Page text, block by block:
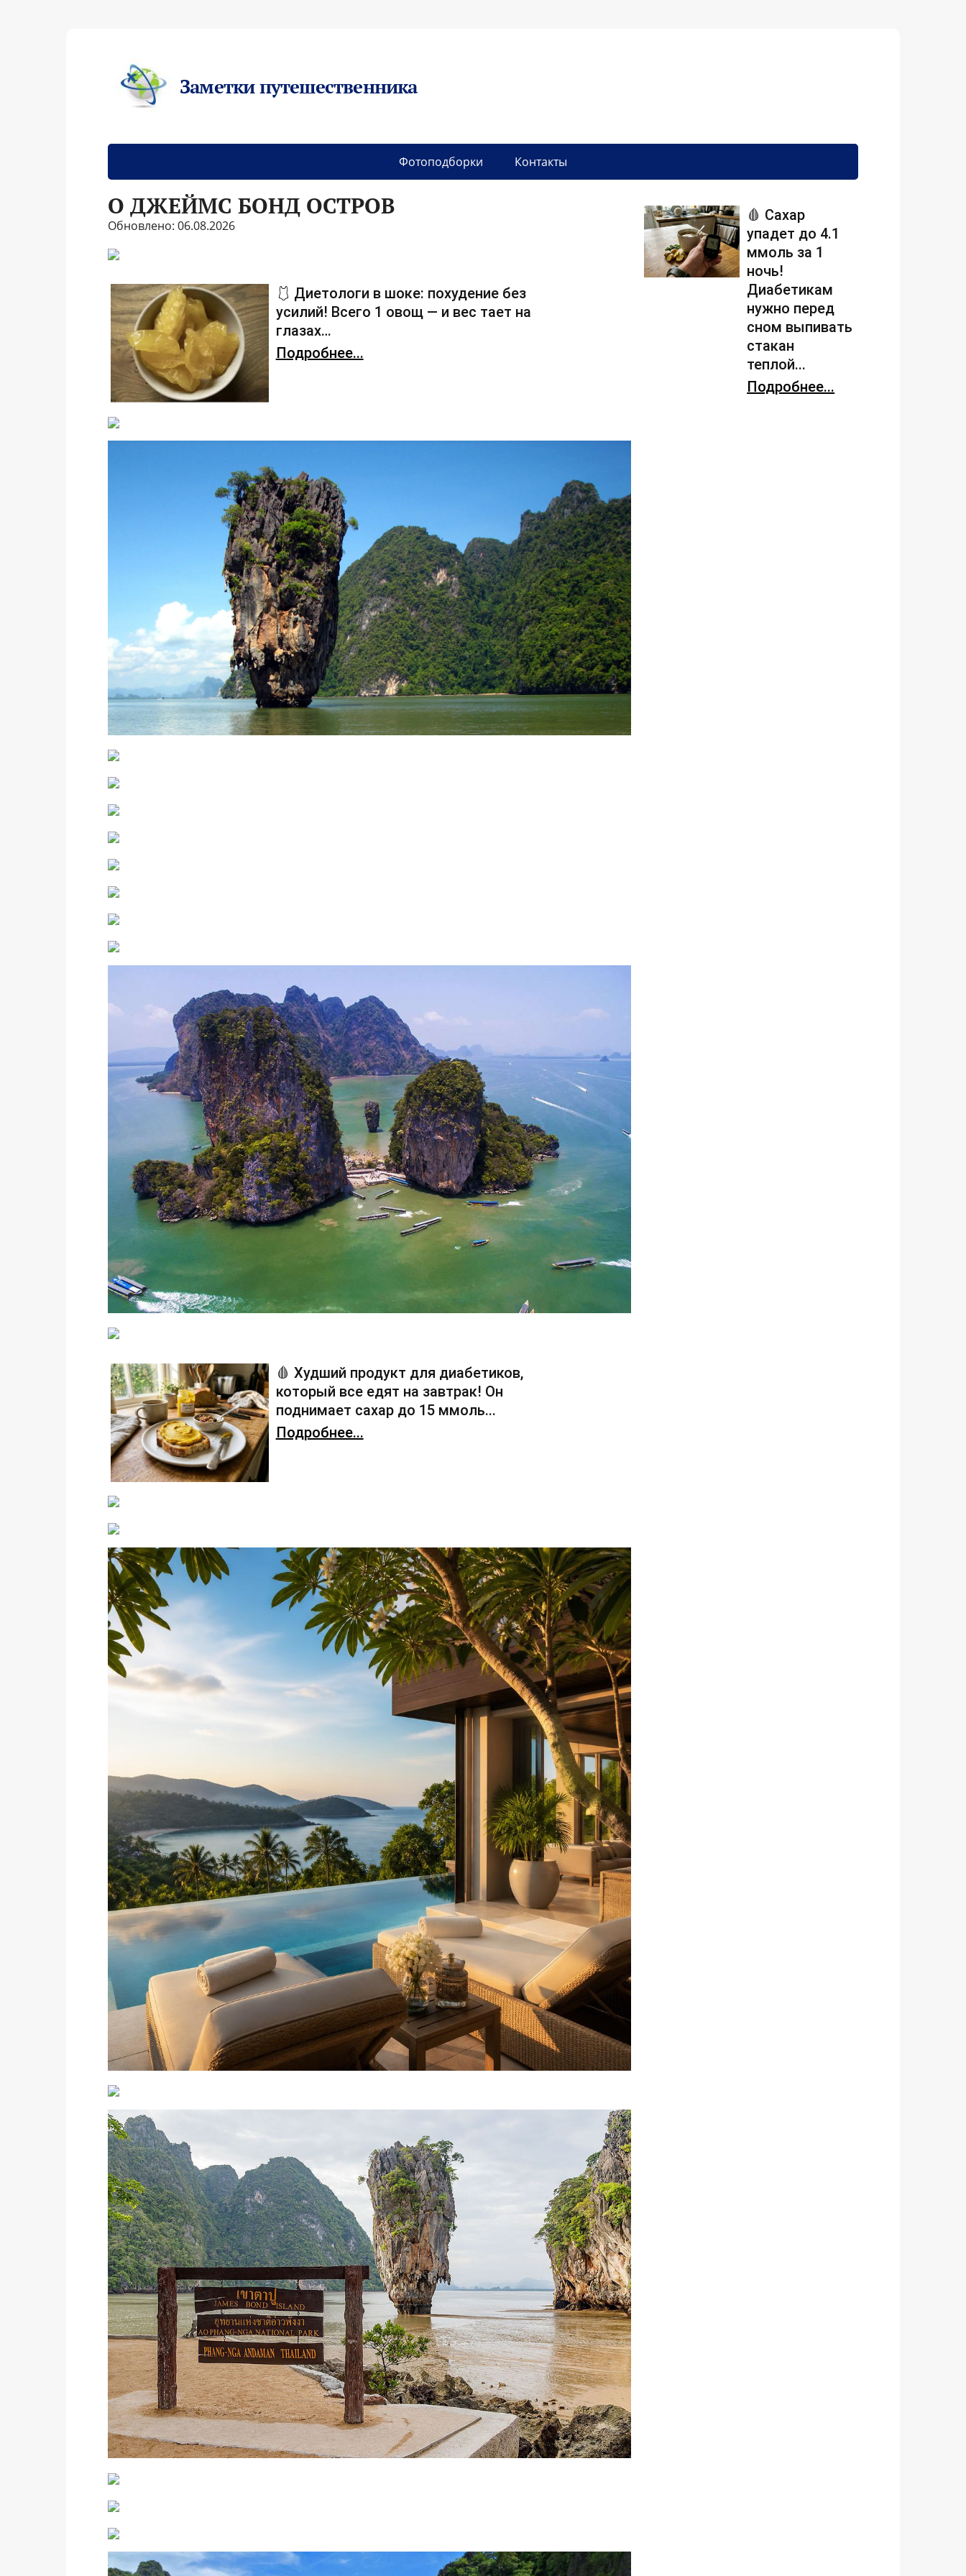
Заметки путешественника
Фотоподборки Контакты
О ДЖЕЙМС БОНД ОСТРОВ
Обновлено: 06.08.2026
🩱 Диетологи в шоке: похудение без
усилий! Всего 1 овощ — и вес тает на
глазах…
Подробнее...
🩸 Худший продукт для диабетиков,
который все едят на завтрак! Он
поднимает сахар до 15 ммоль...
Подробнее...
🩸 Сахар
упадет до 4.1
ммоль за 1
ночь!
Диабетикам
нужно перед
сном выпивать
стакан
теплой...
Подробнее...